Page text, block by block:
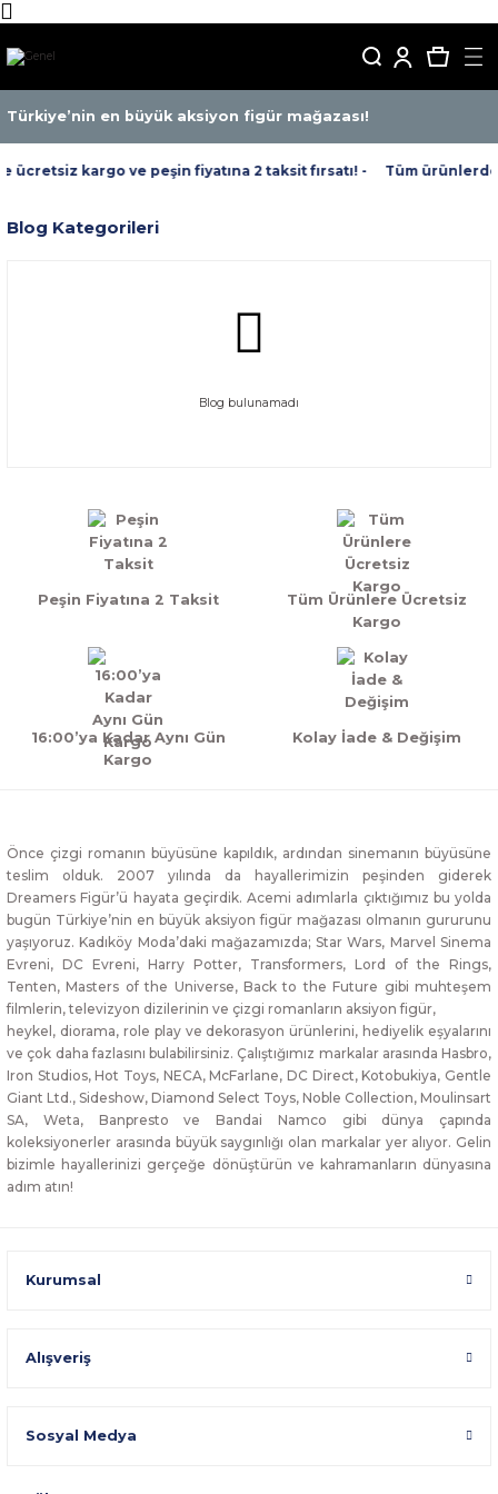
Türkiye’nin en büyük aksiyon figür mağazası!
ücretsiz kargo ve peşin fiyatına 2 taksit fırsatı! - Tüm ürünlerde
Blog Kategorileri
Blog bulunamadı
Peşin Fiyatına 2 Taksit
Tüm Ürünlere Ücretsiz
Kargo
16:00’ya Kadar Aynı Gün
Kargo
Kolay İade & Değişim
Önce çizgi romanın büyüsüne kapıldık, ardından sinemanın büyüsüne
teslim olduk. 2007 yılında da hayallerimizin peşinden giderek
Dreamers Figür’ü hayata geçirdik. Acemi adımlarla çıktığımız bu yolda
bugün Türkiye’nin en büyük aksiyon figür mağazası olmanın gururunu
yaşıyoruz. Kadıköy Moda’daki mağazamızda; Star Wars, Marvel Sinema
Evreni, DC Evreni, Harry Potter, Transformers, Lord of the Rings,
Tenten, Masters of the Universe, Back to the Future gibi muhteşem
filmlerin, televizyon dizilerinin ve çizgi romanların aksiyon figür,
heykel, diorama, role play ve dekorasyon ürünlerini, hediyelik eşyalarını
ve çok daha fazlasını bulabilirsiniz. Çalıştığımız markalar arasında Hasbro,
Iron Studios, Hot Toys, NECA, McFarlane, DC Direct, Kotobukiya, Gentle
Giant Ltd., Sideshow, Diamond Select Toys, Noble Collection, Moulinsart
SA, Weta, Banpresto ve Bandai Namco gibi dünya çapında
koleksiyonerler arasında büyük saygınlığı olan markalar yer alıyor. Gelin
bizimle hayallerinizi gerçeğe dönüştürün ve kahramanların dünyasına
adım atın!
Kurumsal
Alışveriş
Sosyal Medya